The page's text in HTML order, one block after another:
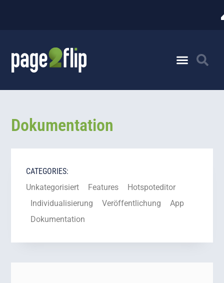
Dokumentation
CATEGORIES:
Unkategorisiert
Features
Hotspoteditor
Individualisierung
Veröffentlichung
App
Dokumentation